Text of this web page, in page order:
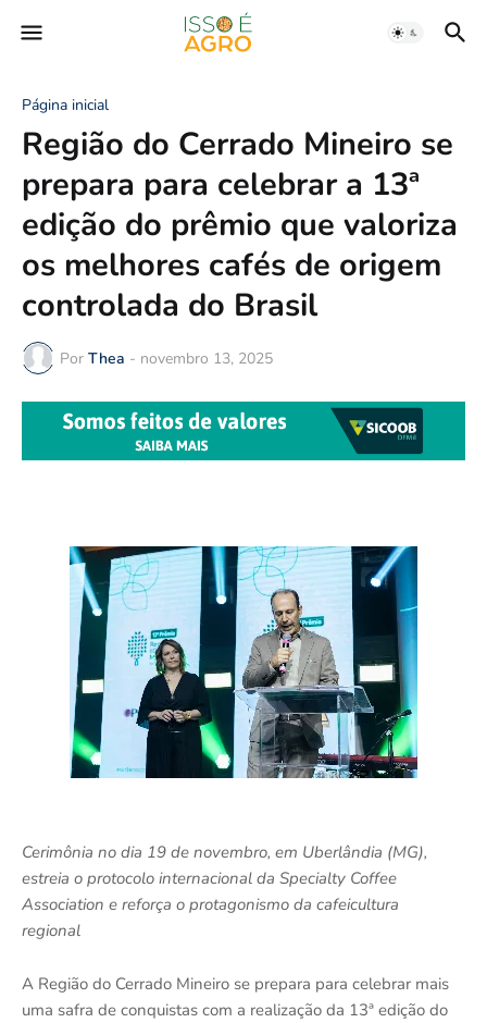
Página inicial
Região do Cerrado Mineiro se
prepara para celebrar a 13ª
edição do prêmio que valoriza
os melhores cafés de origem
controlada do Brasil
Por Thea - novembro 13, 2025
Cerimônia no dia 19 de novembro, em Uberlândia (MG),
estreia o protocolo internacional da Specialty Coffee
Association e reforça o protagonismo da cafeicultura
regional
A Região do Cerrado Mineiro se prepara para celebrar mais
uma safra de conquistas com a realização da 13ª edição do